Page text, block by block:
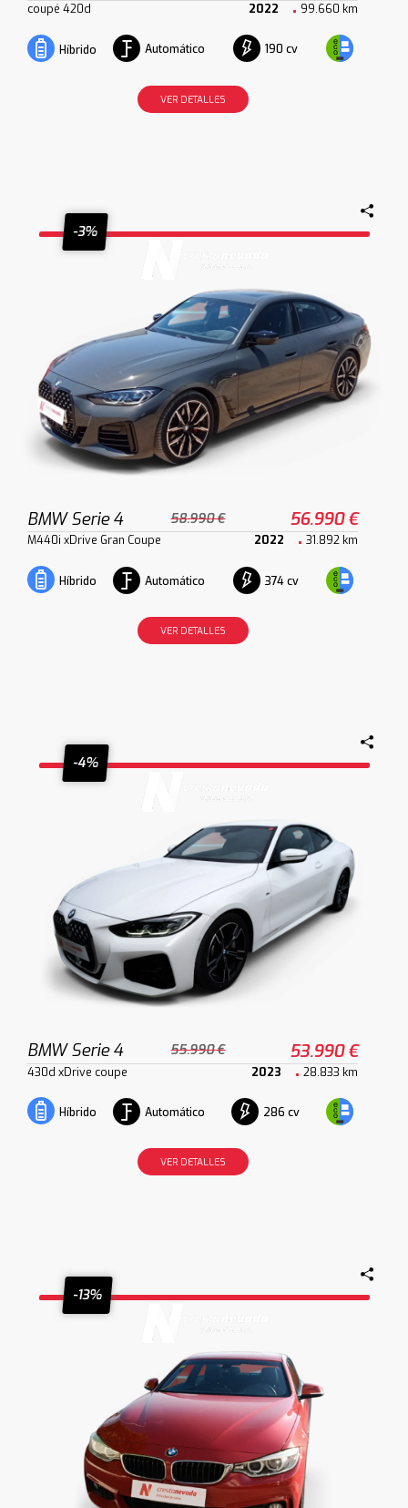
coupé 420d 2022 99.660 km
Híbrido Automático 190 cv
VER DETALLES
-3%
BMW Serie 4 58.990 € 56.990 €
M440i xDrive Gran Coupe 2022 31.892 km
Híbrido Automático 374 cv
VER DETALLES
-4%
BMW Serie 4 55.990 € 53.990 €
430d xDrive coupe 2023 28.833 km
Híbrido Automático 286 cv
VER DETALLES
-13%